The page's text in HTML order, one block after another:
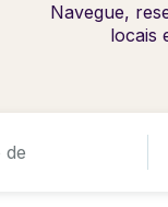
Navegue,
locais